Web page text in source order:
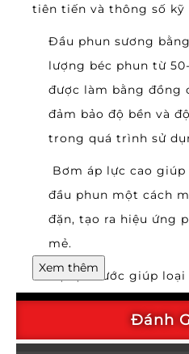
tiên tiến và thông số kỹ
Đầu phun sương
lượng béc phun từ
được làm bằng đồng
đảm bảo độ bền và
trong quá trình sử
Bơm áp lực cao giúp
đầu phun một cách
đặn, tạo ra hiệu ứng
mẻ.
Bộ lọc nước giúp loại
trong nước trước khi
ra, giúp đảm bảo
phun ra tốt hơn.
Xem thêm
Đánh